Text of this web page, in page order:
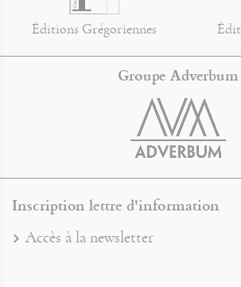
Éditions Grégoriennes
Groupe Adverbum
Inscription lettre d'information
Accès à la newsletter